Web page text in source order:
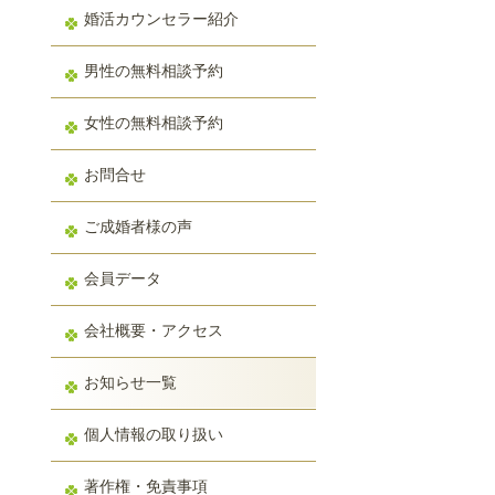
婚活カウンセラー紹介
男性の無料相談予約
女性の無料相談予約
お問合せ
ご成婚者様の声
会員データ
会社概要・アクセス
お知らせ一覧
個人情報の取り扱い
著作権・免責事項